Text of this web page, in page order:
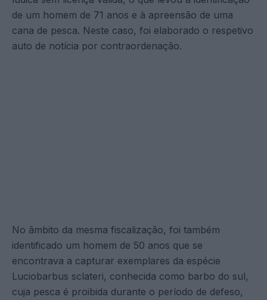
de um homem de 71 anos e à apreensão de uma
cana de pesca. Neste caso, foi elaborado o respetivo
auto de notícia por contraordenação.
No âmbito da mesma fiscalização, foi também
identificado um homem de 50 anos que se
encontrava a capturar exemplares da espécie
Luciobarbus sclateri, conhecida como barbo do sul,
cuja pesca é proibida durante o período de defeso,